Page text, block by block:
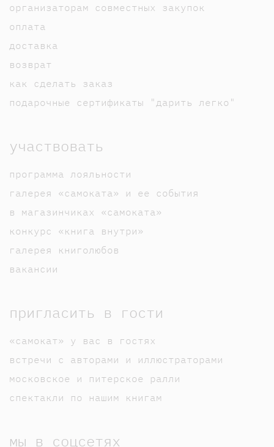
организаторам совместных закупок
оплата
доставка
возврат
как сделать заказ
подарочные сертификаты "дарить легко"
участвовать
программа лояльности
галерея «самоката» и ее события
в магазинчиках «самоката»
конкурс «книга внутри»
галерея книголюбов
вакансии
пригласить в гости
«самокат» у вас в гостях
встречи с авторами и иллюстраторами
московское и питерское ралли
спектакли по нашим книгам
мы в соцсетях